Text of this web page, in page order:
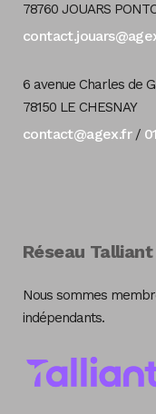
78760 JOUARS
6 avenue Charles de
78150 LE CHESNAY
contact@agex.fr/
Réseau Talliant
Nous sommes
indépendants.